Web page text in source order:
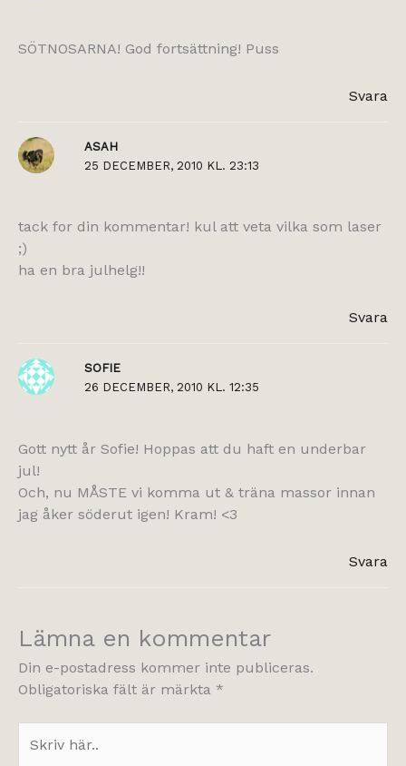
SÖTNOSARNA! God fortsättning! Puss
Svara
ASAH
25 DECEMBER, 2010 KL. 23:13
tack for din kommentar! kul att veta vilka som laser
;)
ha en bra julhelg!!
Svara
SOFIE
26 DECEMBER, 2010 KL. 12:35
Gott nytt år Sofie! Hoppas att du haft en underbar
jul!
Och, nu MÅSTE vi komma ut & träna massor innan
jag åker söderut igen! Kram! <3
Svara
Lämna en kommentar
Din e-postadress kommer inte publiceras.
Obligatoriska fält är märkta *
här..